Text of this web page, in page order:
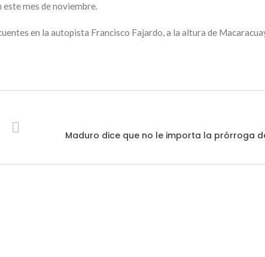
mes de noviembre.
en la autopista Francisco Fajardo, a la altura de
Maduro dice que no le importa la prórroga